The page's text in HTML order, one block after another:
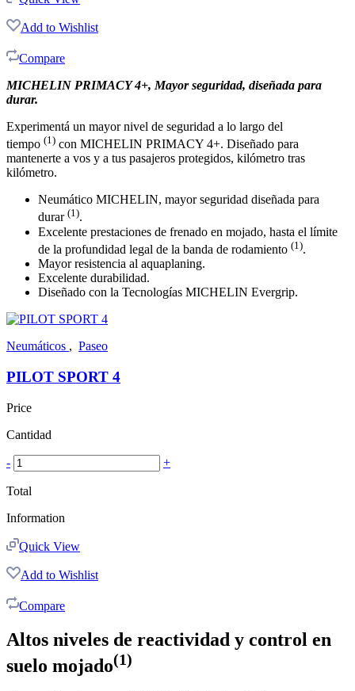
Add to Wishlist
Compare
MICHELIN PRIMACY 4+, Mayor seguridad, diseñada para
durar.
Experimentá un mayor nivel de seguridad a lo largo del
tiempo (1) con MICHELIN PRIMACY 4+. Diseñado para
mantenerte a vos y a tus pasajeros protegidos, kilómetro tras
kilómetro.
Neumático MICHELIN, mayor seguridad diseñada para
durar (1).
Excelente prestaciones de frenado en mojado, hasta el límite
de la profundidad legal de la banda de rodamiento (1).
Mayor resistencia al aquaplaning.
Excelente durabilidad.
Diseñado con la Tecnologías MICHELIN Evergrip.
Neumáticos , Paseo
PILOT SPORT 4
Price
Cantidad
- +
Total
Information
Quick View
Add to Wishlist
Compare
Altos niveles de reactividad y control en
suelo mojado(1)